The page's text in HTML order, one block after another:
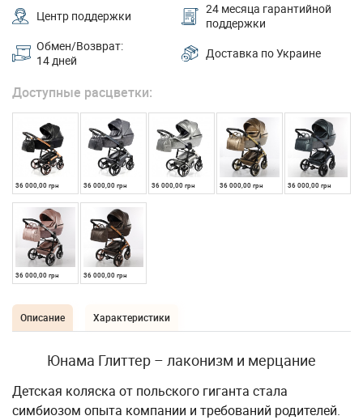
Центр поддержки
24 месяца гарантийной
поддержки
Обмен/Возврат:
14 дней
Доставка по Украине
Доступные расцветки:
36 000,00 грн 36 000,00 грн 36 000,00 грн 36 000,00 грн 36 000,00 грн
36 000,00 грн 36 000,00 грн
Описание Характеристики
Юнама Глиттер – лаконизм и мерцание
Детская коляска от польского гиганта стала
симбиозом опыта компании и требований родителей.